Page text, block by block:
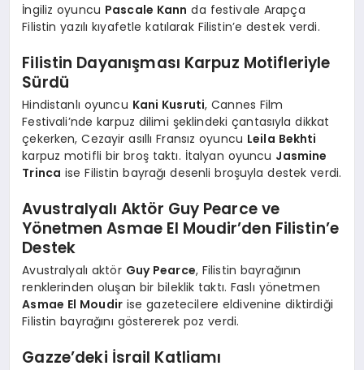
İngiliz oyuncu Pascale Kann da festivale Arapça
Filistin yazılı kıyafetle katılarak Filistin’e destek verdi.
Filistin Dayanışması Karpuz Motifleriyle
Sürdü
Hindistanlı oyuncu Kani Kusruti, Cannes Film
Festivali’nde karpuz dilimi şeklindeki çantasıyla dikkat
çekerken, Cezayir asıllı Fransız oyuncu Leila Bekhti
karpuz motifli bir broş taktı. İtalyan oyuncu Jasmine
Trinca ise Filistin bayrağı desenli broşuyla destek verdi.
Avustralyalı Aktör Guy Pearce ve
Yönetmen Asmae El Moudir’den Filistin’e
Destek
Avustralyalı aktör Guy Pearce, Filistin bayrağının
renklerinden oluşan bir bileklik taktı. Faslı yönetmen
Asmae El Moudirise gazetecilere eldivenine diktirdiği
Filistin bayrağını göstererek poz verdi.
Gazze’deki İsrail Katliamı